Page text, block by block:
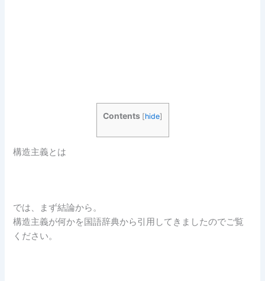
Contents [hide]
構造主義とは
では、まず結論から。
構造主義が何かを国語辞典から引用してきましたのでご覧
ください。